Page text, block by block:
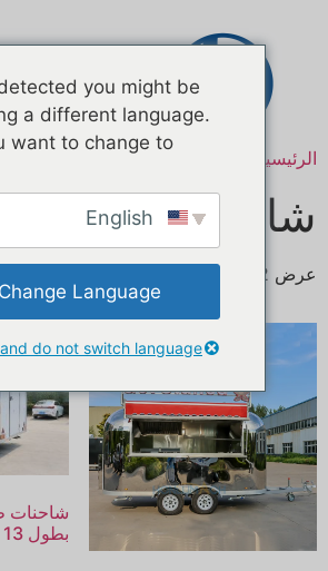
الرئيسية / منتجات تحت الوسم “camion food truck”
شاحنة طعام
عرض ⁦2⁩ من كل النتائج
شاحنات
بطول 13 قدمًا في ألمانيا
you might be
a different language.
want to change to:
Change Language
do not switch language